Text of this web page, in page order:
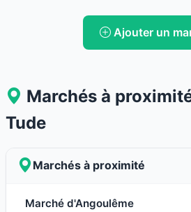
Ajouter un
Marchés à
Tude
Marchés à proximité
Marché d'Angoulême